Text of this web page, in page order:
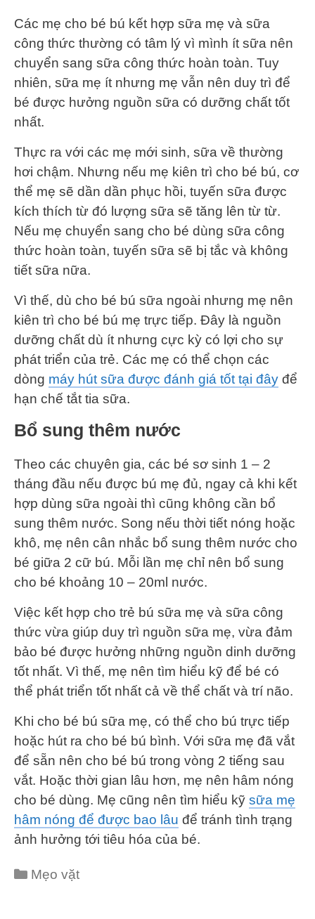
Các mẹ cho bé bú kết hợp sữa mẹ và sữa
công thức thường có tâm lý vì mình ít sữa nên
chuyển sang sữa công thức hoàn toàn. Tuy
nhiên, sữa mẹ ít nhưng mẹ vẫn nên duy trì để
bé được hưởng nguồn sữa có dưỡng chất tốt
nhất.
Thực ra với các mẹ mới sinh, sữa về thường
hơi chậm. Nhưng nếu mẹ kiên trì cho bé bú, cơ
thể mẹ sẽ dần dần phục hồi, tuyến sữa được
kích thích từ đó lượng sữa sẽ tăng lên từ từ.
Nếu mẹ chuyển sang cho bé dùng sữa công
thức hoàn toàn, tuyến sữa sẽ bị tắc và không
tiết sữa nữa.
Vì thế, dù cho bé bú sữa ngoài nhưng mẹ nên
kiên trì cho bé bú mẹ trực tiếp. Đây là nguồn
dưỡng chất dù ít nhưng cực kỳ có lợi cho sự
phát triển của trẻ. Các mẹ có thể chọn các
dòng máy hút sữa được đánh giá tốt tại đây để
hạn chế tắt tia sữa.
Bổ sung thêm nước
Theo các chuyên gia, các bé sơ sinh 1 – 2
tháng đầu nếu được bú mẹ đủ, ngay cả khi kết
hợp dùng sữa ngoài thì cũng không cần bổ
sung thêm nước. Song nếu thời tiết nóng hoặc
khô, mẹ nên cân nhắc bổ sung thêm nước cho
bé giữa 2 cữ bú. Mỗi lần mẹ chỉ nên bổ sung
cho bé khoảng 10 – 20ml nước.
Việc kết hợp cho trẻ bú sữa mẹ và sữa công
thức vừa giúp duy trì nguồn sữa mẹ, vừa đảm
bảo bé được hưởng những nguồn dinh dưỡng
tốt nhất. Vì thế, mẹ nên tìm hiểu kỹ để bé có
thể phát triển tốt nhất cả về thể chất và trí não.
Khi cho bé bú sữa mẹ, có thể cho bú trực tiếp
hoặc hút ra cho bé bú bình. Với sữa mẹ đã vắt
để sẵn nên cho bé bú trong vòng 2 tiếng sau
vắt. Hoặc thời gian lâu hơn, mẹ nên hâm nóng
cho bé dùng. Mẹ cũng nên tìm hiểu kỹ sữa mẹ
hâm nóng để được bao lâu để tránh tình trạng
ảnh hưởng tới tiêu hóa của bé.
Categories
Mẹo vặt